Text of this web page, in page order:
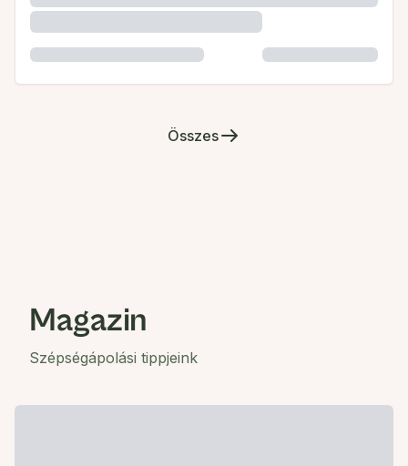
Összes
Magazin
Szépségápolási tippjeink